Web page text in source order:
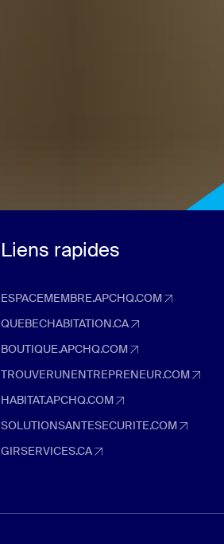
Liens rapides
ESPACEMEMBRE.APCHQ.COM
espacemembre.apchq.com (Ouvre dans un
QUEBECHABITATION.CA
BOUTIQUE.APCHQ.COM
TROUVERUNENTREPRENEUR.COM
HABITAT.APCHQ.COM
SOLUTIONSANTESECURITE.COM
solutionsantesecurite.com (Ouvre dans un
GIRSERVICES.CA